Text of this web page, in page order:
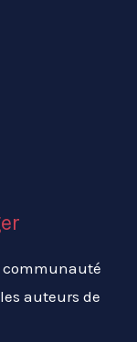
communauté
auteurs de